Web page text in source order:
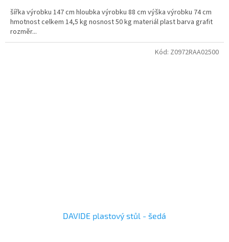
šířka výrobku 147 cm hloubka výrobku 88 cm výška výrobku 74 cm
hmotnost celkem 14,5 kg nosnost 50 kg materiál plast barva grafit
rozměr...
DAVIDE plastový stůl - šedá
Kód: Z0972RAA02500